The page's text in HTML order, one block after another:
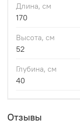
Длина, см
170
Высота, см
52
Глубина, см
40
Отзывы